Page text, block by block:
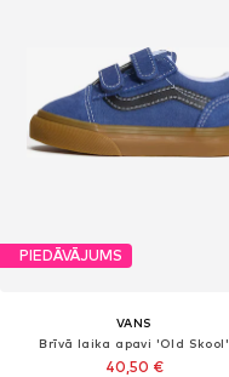
PIEDĀVĀJUMS
VANS
Brīvā laika apavi 'Old Skool'
40,50 €